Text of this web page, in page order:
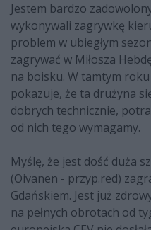
Jestem bardzo
wykonywali zagrywkę
problem w ubiegłym
zagrywać w Miłosza
na boisku. W tamtym
pokazuje, że ta drużyna
dobrych technicznie,
od nich tego wymagamy.
Myślę, że jest dość duża
(Oivanen - przyp.red)
Gdańskiem. Jest już
na pełnych obrotach od